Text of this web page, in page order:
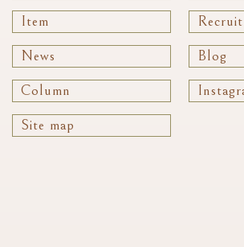
Item Recruit
News Blog
Column
Site map